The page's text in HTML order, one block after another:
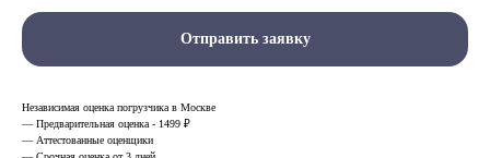
Отправить заявку
Независимая оценка погрузчика в Москве
— Предварительная оценка - 1499 ₽
— Аттестованные оценщики